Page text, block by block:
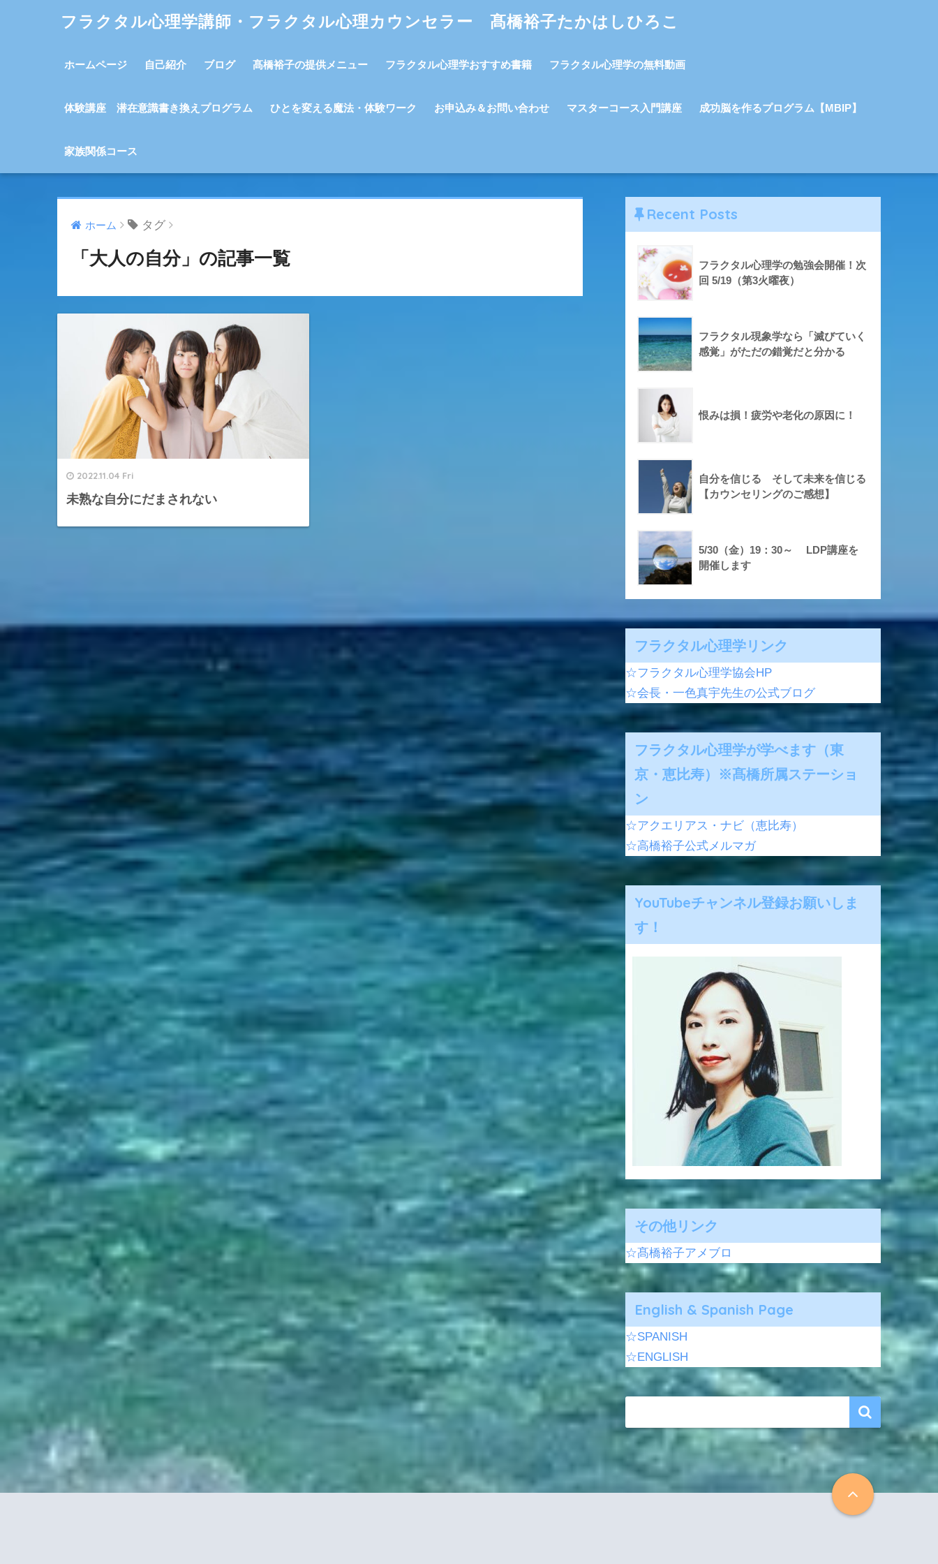
フラクタル心理学講師・フラクタル心理カウンセラー 髙橋裕子たかはしひろこ
ホームページ 自己紹介 ブログ 髙橋裕子の提供メニュー フラクタル心理学おすすめ書籍 フラクタル心理学の無料動画
体験講座 潜在意識書き換えプログラム ひとを変える魔法・体験ワーク お申込み＆お問い合わせ マスターコース入門講座 成功脳を作るプログラム【MBIP】
家族関係コース
ホーム タグ
「大人の自分」の記事一覧
2022.11.04 Fri
未熟な自分にだまされない
Recent Posts
フラクタル心理学の勉強会開催！次
回 5/19（第3火曜夜）
フラクタル現象学なら「滅びていく
感覚」がただの錯覚だと分かる
恨みは損！疲労や老化の原因に！
自分を信じる そして未来を信じる
【カウンセリングのご感想】
5/30（金）19：30～ LDP講座を
開催します
フラクタル心理学リンク
☆フラクタル心理学協会HP
☆会長・一色真宇先生の公式ブログ
フラクタル心理学が学べます（東
京・恵比寿）※髙橋所属ステーショ
ン
☆アクエリアス・ナビ（恵比寿）
☆高橋裕子公式メルマガ
YouTubeチャンネル登録お願いしま
す！
その他リンク
☆髙橋裕子アメブロ
English & Spanish Page
☆SPANISH
☆ENGLISH